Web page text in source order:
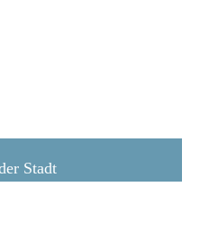
Stadt